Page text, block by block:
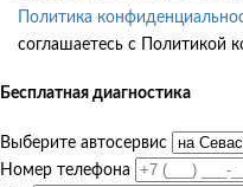
Политика
соглашаетесь с Политикой
Бесплатная диагностика
Выберите автосервис
Номер телефона